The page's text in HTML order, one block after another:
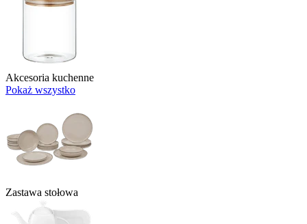
Akcesoria kuchenne
Pokaż wszystko
Zastawa stołowa